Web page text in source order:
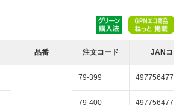
品番 注文コード JANコー
79-399
79-400